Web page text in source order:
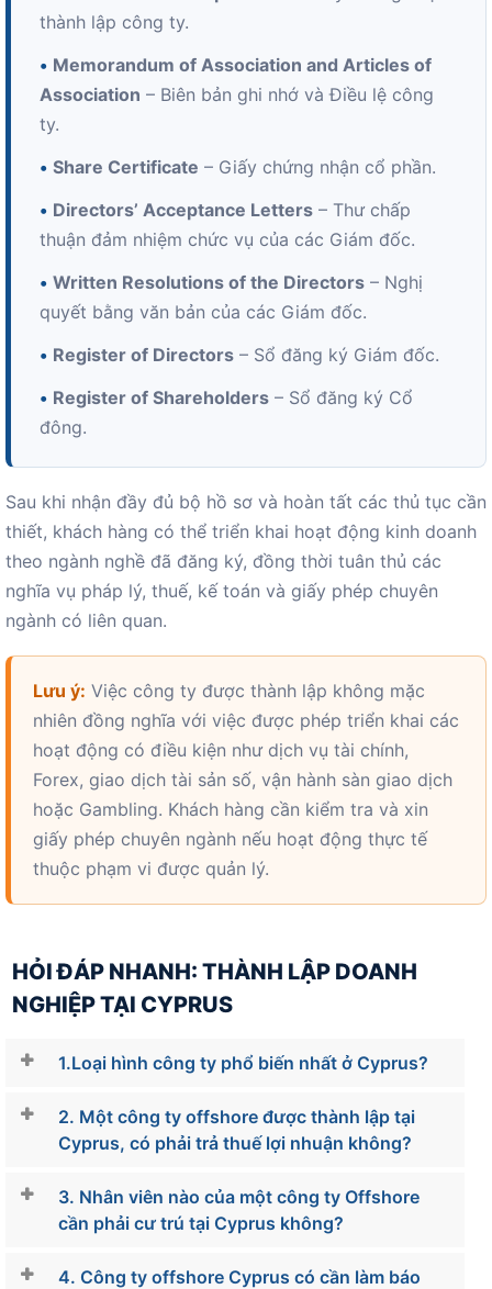
thành lập công ty.
• Memorandum of Association and Articles of
Association – Biên bản ghi nhớ và Điều lệ công
ty.
• Share Certificate – Giấy chứng nhận cổ phần.
• Directors’ Acceptance Letters – Thư chấp
thuận đảm nhiệm chức vụ của các Giám đốc.
• Written Resolutions of the Directors – Nghị
quyết bằng văn bản của các Giám đốc.
• Register of Directors – Sổ đăng ký Giám đốc.
• Register of Shareholders – Sổ đăng ký Cổ
đông.
Sau khi nhận đầy đủ bộ hồ sơ và hoàn tất các thủ tục cần
thiết, khách hàng có thể triển khai hoạt động kinh doanh
theo ngành nghề đã đăng ký, đồng thời tuân thủ các
nghĩa vụ pháp lý, thuế, kế toán và giấy phép chuyên
ngành có liên quan.
Lưu ý: Việc công ty được thành lập không mặc
nhiên đồng nghĩa với việc được phép triển khai các
hoạt động có điều kiện như dịch vụ tài chính,
Forex, giao dịch tài sản số, vận hành sàn giao dịch
hoặc Gambling. Khách hàng cần kiểm tra và xin
giấy phép chuyên ngành nếu hoạt động thực tế
thuộc phạm vi được quản lý.
HỎI ĐÁP NHANH: THÀNH LẬP DOANH
NGHIỆP TẠI CYPRUS
1.Loại hình công ty phổ biến nhất ở Cyprus?
2. Một công ty offshore được thành lập tại
Cyprus, có phải trả thuế lợi nhuận không?
3. Nhân viên nào của một công ty Offshore
cần phải cư trú tại Cyprus không?
4. Công ty offshore Cyprus có cần làm báo